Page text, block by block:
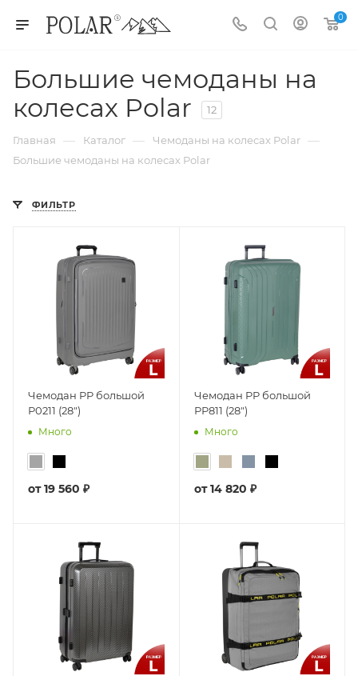
0
Большие чемоданы на
колесах Polar
12
Главная — Каталог — Чемоданы на колесах Polar —
Большие чемоданы на колесах Polar
ФИЛЬТР
Чемодан PP большой
Р0211 (28")
Много
от19 560 ₽
Чемодан PP большой
РР811 (28")
Много
от14 820 ₽